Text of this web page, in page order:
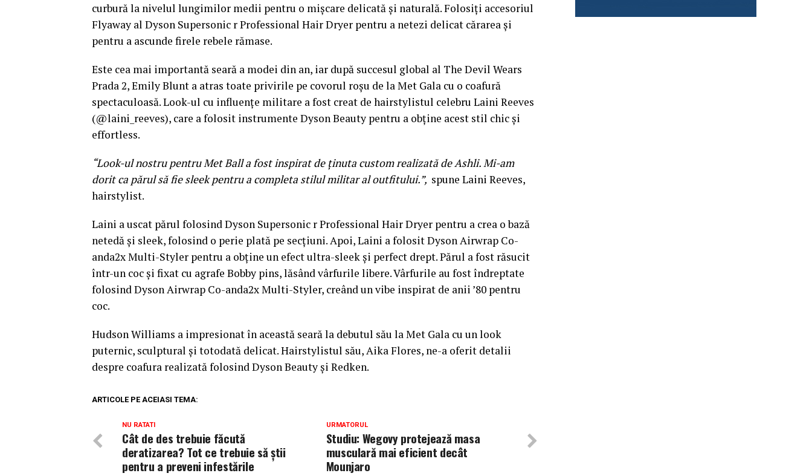
curbură la nivelul lungimilor medii pentru o mișcare delicată și naturală. Folosiți accesoriul
Flyaway al Dyson Supersonic r Professional Hair Dryer pentru a netezi delicat cărarea și
pentru a ascunde firele rebele rămase.
Este cea mai importantă seară a modei din an, iar după succesul global al The Devil Wears
Prada 2, Emily Blunt a atras toate privirile pe covorul roșu de la Met Gala cu o coafură
spectaculoasă. Look-ul cu influențe militare a fost creat de hairstylistul celebru Laini Reeves
(@laini_reeves), care a folosit instrumente Dyson Beauty pentru a obține acest stil chic și
effortless.
“Look-ul nostru pentru Met Ball a fost inspirat de ținuta custom realizată de Ashli. Mi-am
dorit ca părul să fie sleek pentru a completa stilul militar al outfitului.”, spune Laini Reeves,
hairstylist.
Laini a uscat părul folosind Dyson Supersonic r Professional Hair Dryer pentru a crea o bază
netedă și sleek, folosind o perie plată pe secțiuni. Apoi, Laini a folosit Dyson Airwrap Co-
anda2x Multi-Styler pentru a obține un efect ultra-sleek și perfect drept. Părul a fost răsucit
într-un coc și fixat cu agrafe Bobby pins, lăsând vârfurile libere. Vârfurile au fost îndreptate
folosind Dyson Airwrap Co-anda2x Multi-Styler, creând un vibe inspirat de anii ’80 pentru
coc.
Hudson Williams a impresionat în această seară la debutul său la Met Gala cu un look
puternic, sculptural și totodată delicat. Hairstylistul său, Aika Flores, ne-a oferit detalii
despre coafura realizată folosind Dyson Beauty și Redken.
ARTICOLE PE ACEIASI TEMA:
URMATORUL
Studiu: Wegovy protejează masa
musculară mai eficient decât
Mounjaro
NU RATATI
Cât de des trebuie făcută
deratizarea? Tot ce trebuie să știi
pentru a preveni infestările